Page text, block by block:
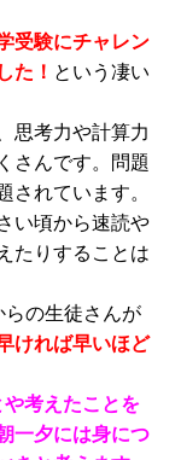
受験にチャレン
た！ という凄い
思考力や計算力
さんです。問題
されています。
い頃から速読や
たりすることは
の生徒さんが
ければ早いほど
考えたことを
一夕には身につ